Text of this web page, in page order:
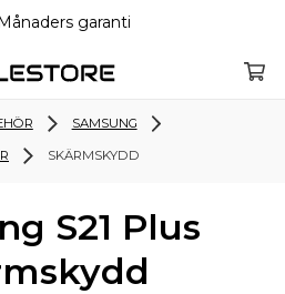
garanti
SAMSUNG
SKÄRMSKYDD
S21 Plus